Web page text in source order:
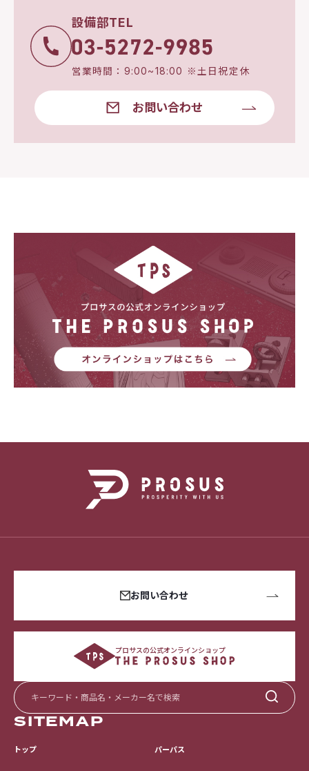
設備部TEL
営業時間：9:00~18:00 ※土日祝定休
お問い合わせ
お問い合わせ
プロサスの公式オンラインショップ
SITEMAP
トップ パーパス